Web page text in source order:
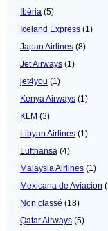
Ibéria (5)
Iceland Express (1)
Japan Airlines (8)
Jet Airways (1)
jet4you (1)
Kenya Airways (1)
KLM (3)
Libyan Airlines (1)
Lufthansa (4)
Malaysia Airlines (1)
Mexicana de Aviacion
Non classé (18)
Qatar Airways (5)